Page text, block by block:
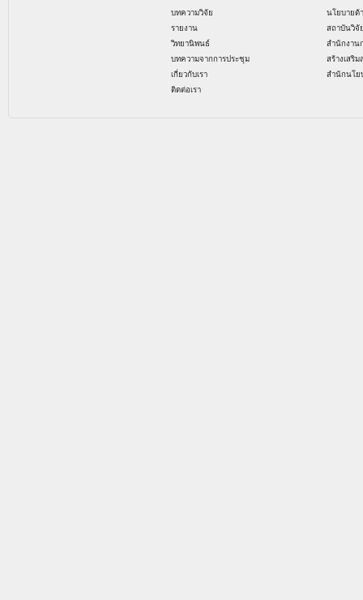
บทความวิจัย
รายงาน
วิทยานิพนธ์
บทความจากการประชุม
เกี่ยวกับเรา
ติดต่อเรา
นโยบายด้
สถาบันวิจั
สำนักงาน
สร้างเสริ
สำนักนโย